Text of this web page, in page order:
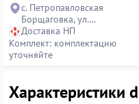
с. Петропавловская
Борщаговка, ул.
Петропавловская, 14
Доставка НП
Комплект: комплектацию
уточняйте
Характеристики